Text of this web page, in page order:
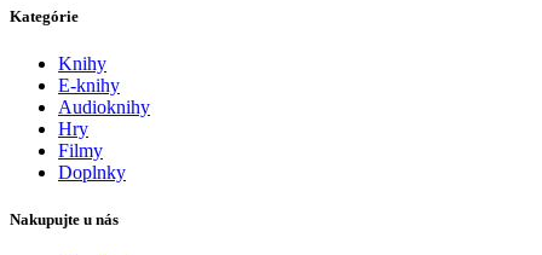
Kategórie
Knihy
E-knihy
Audioknihy
Hry
Filmy
Doplnky
Nakupujte u nás